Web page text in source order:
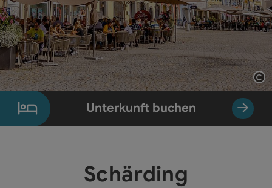
Unterkunft buchen
Schärding